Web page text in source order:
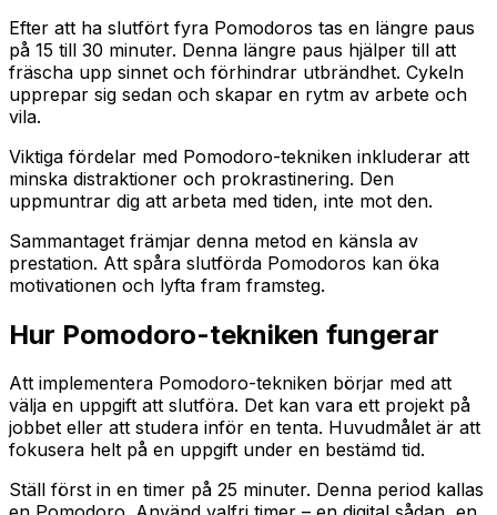
Efter att ha slutfört fyra Pomodoros tas en längre paus
på 15 till 30 minuter. Denna längre paus hjälper till att
fräscha upp sinnet och förhindrar utbrändhet. Cykeln
upprepar sig sedan och skapar en rytm av arbete och
vila.
Viktiga fördelar med Pomodoro-tekniken inkluderar att
minska distraktioner och prokrastinering. Den
uppmuntrar dig att arbeta med tiden, inte mot den.
Sammantaget främjar denna metod en känsla av
prestation. Att spåra slutförda Pomodoros kan öka
motivationen och lyfta fram framsteg.
Hur Pomodoro-tekniken fungerar
Att implementera Pomodoro-tekniken börjar med att
välja en uppgift att slutföra. Det kan vara ett projekt på
jobbet eller att studera inför en tenta. Huvudmålet är att
fokusera helt på en uppgift under en bestämd tid.
Ställ först in en timer på 25 minuter. Denna period kallas